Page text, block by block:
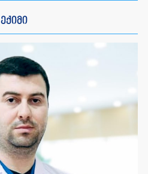
ექიმი